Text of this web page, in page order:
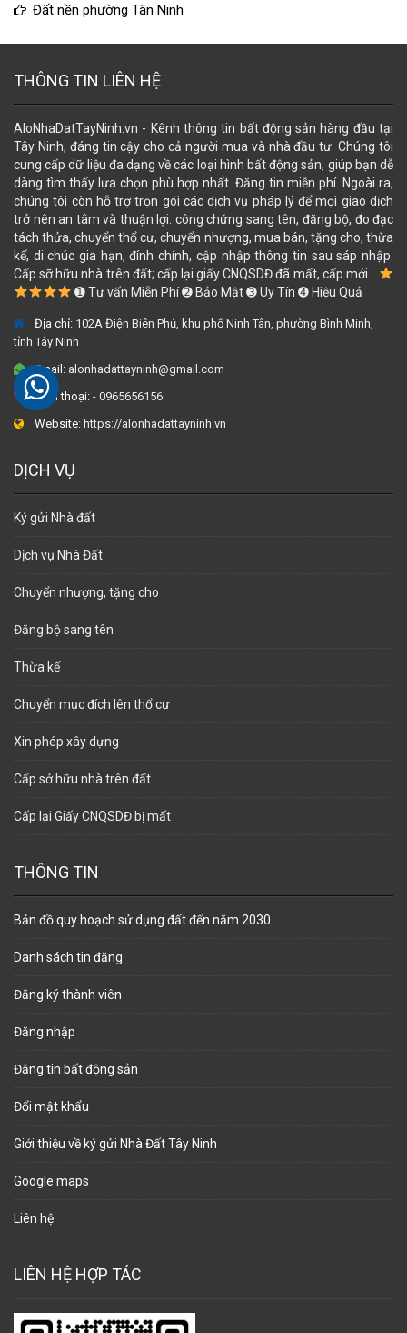
Đất nền phường Tân Ninh
THÔNG TIN LIÊN HỆ
AloNhaDatTayNinh.vn - Kênh thông tin bất động sản hàng đầu tại
Tây Ninh, đáng tin cậy cho cả người mua và nhà đầu tư. Chúng tôi
cung cấp dữ liệu đa dạng về các loại hình bất động sản, giúp bạn dễ
dàng tìm thấy lựa chọn phù hợp nhất. Đăng tin miễn phí. Ngoài ra,
chúng tôi còn hỗ trợ trọn gói các dịch vụ pháp lý để mọi giao dịch
trở nên an tâm và thuận lợi: công chứng sang tên, đăng bộ, đo đạc
tách thửa, chuyển thổ cư, chuyển nhượng, mua bán, tặng cho, thừa
kế, di chúc gia hạn, đính chính, cập nhập thông tin sau sáp nhập.
Cấp sỡ hữu nhà trên đất; cấp lại giấy CNQSDĐ đã mất, cấp mới...
➊ Tư vấn Miễn Phí ➋ Bảo Mật ➌ Uy Tín ➍ Hiệu Quả
Địa chỉ: 102A Điện Biên Phủ, khu phố Ninh Tân, phường Bình Minh,
tỉnh Tây Ninh
Email: alonhadattayninh@gmail.com
Điện thoại: - 0965656156
Website: https://alonhadattayninh.vn
DỊCH VỤ
Ký gửi Nhà đất
Dịch vụ Nhà Đất
Chuyển nhượng, tặng cho
Đăng bộ sang tên
Thừa kế
Chuyển mục đích lên thổ cư
Xin phép xây dựng
Cấp sở hữu nhà trên đất
Cấp lại Giấy CNQSDĐ bị mất
THÔNG TIN
Bản đồ quy hoạch sử dụng đất đến năm 2030
Danh sách tin đăng
Đăng ký thành viên
Đăng nhập
Đăng tin bất động sản
Đổi mật khẩu
Giới thiệu về ký gửi Nhà Đất Tây Ninh
Google maps
Liên hệ
LIÊN HỆ HỢP TÁC